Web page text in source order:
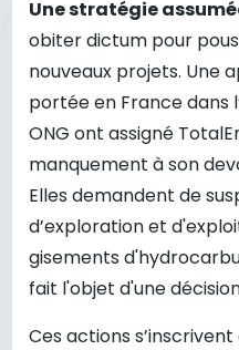
Une stratégie
obiter dictum pour
nouveaux projets. Une
portée en France dans
ONG ont assigné
manquement à son
Elles demandent de
d’exploration et
gisements
fait l'objet d'une
Ces actions s’inscrivent